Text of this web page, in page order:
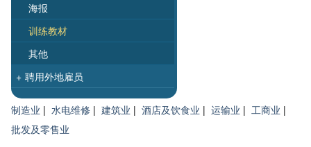
海报
训练教材
其他
+ 聘用外地雇员
制造业 | 水电维修 | 建筑业 | 酒店及饮食业 | 运输业 | 工商业 |
批发及零售业